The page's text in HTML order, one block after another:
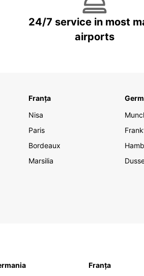
24/7 service in most
airports
Franța
Nisa
Paris
Bordeaux
Marsilia
Franța